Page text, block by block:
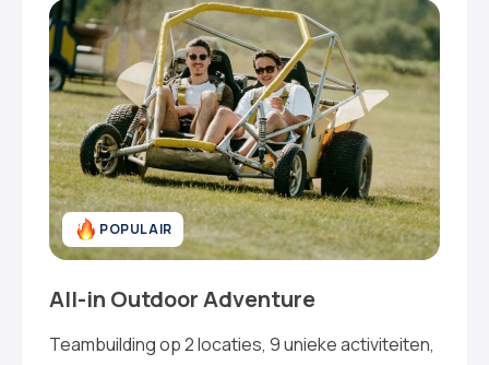
POPULAIR
All-in Outdoor Adventure
Teambuilding op 2 locaties, 9 unieke activiteiten,